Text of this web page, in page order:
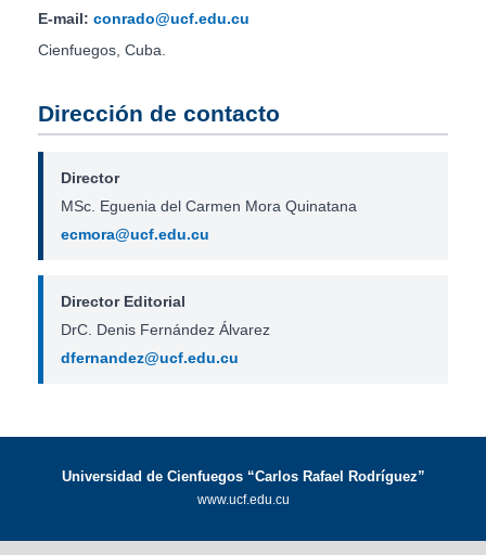
E-mail: conrado@ucf.edu.cu
Cienfuegos, Cuba.
Dirección de contacto
Director
MSc. Eguenia del Carmen Mora Quinatana
ecmora@ucf.edu.cu
Director Editorial
DrC. Denis Fernández Álvarez
dfernandez@ucf.edu.cu
Universidad de Cienfuegos “Carlos Rafael Rodríguez”
www.ucf.edu.cu